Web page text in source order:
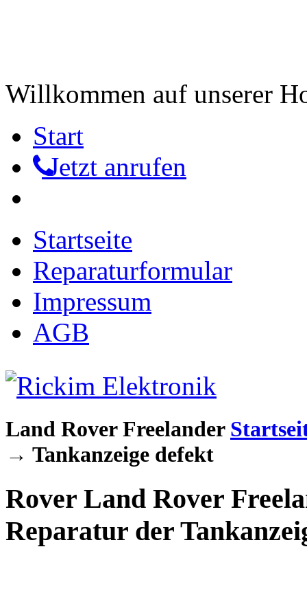
Willkommen auf unserer
Start
Jetzt anrufen
Startseite
Reparaturformular
Impressum
AGB
Land Rover Freelander
→ Tankanzeige defekt
Rover Land Rover
Reparatur der